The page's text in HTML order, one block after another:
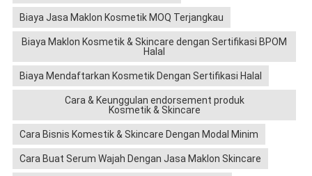
Biaya Jasa Maklon Kosmetik MOQ Terjangkau
Biaya Maklon Kosmetik & Skincare dengan Sertifikasi BPOM
Halal
Biaya Mendaftarkan Kosmetik Dengan Sertifikasi Halal
Cara & Keunggulan endorsement produk
Kosmetik & Skincare
Cara Bisnis Komestik & Skincare Dengan Modal Minim
Cara Buat Serum Wajah Dengan Jasa Maklon Skincare